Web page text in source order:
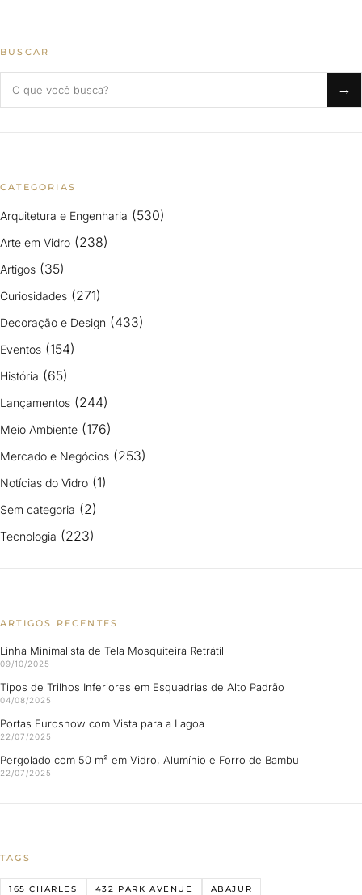
BUSCAR
→
CATEGORIAS
Arquitetura e Engenharia (530)
Arte em Vidro (238)
Artigos (35)
Curiosidades (271)
Decoração e Design (433)
Eventos (154)
História (65)
Lançamentos (244)
Meio Ambiente (176)
Mercado e Negócios (253)
Notícias do Vidro (1)
Sem categoria (2)
Tecnologia (223)
ARTIGOS RECENTES
Linha Minimalista de Tela Mosquiteira Retrátil
09/10/2025
Tipos de Trilhos Inferiores em Esquadrias de Alto Padrão
04/08/2025
Portas Euroshow com Vista para a Lagoa
22/07/2025
Pergolado com 50 m² em Vidro, Alumínio e Forro de Bambu
22/07/2025
TAGS
165 CHARLES 432 PARK AVENUE ABAJUR